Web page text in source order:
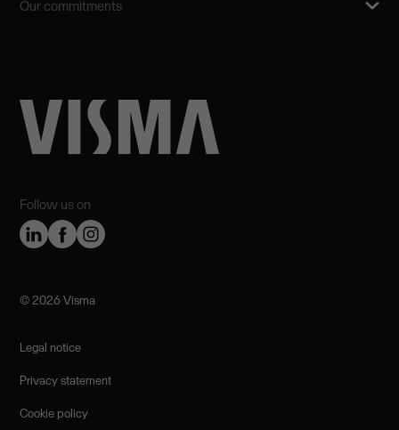
Follow us on
Our commitments
©️ 2026 Visma
Legal notice
Privacy statement
Cookie policy